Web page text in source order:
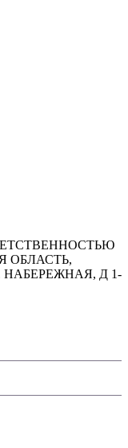
ОБЛАСТЬ,
НАБЕРЕЖНАЯ, Д 1-